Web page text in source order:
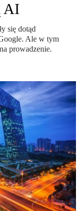
AI
się dotąd
Ale w tym
prowadzenie.